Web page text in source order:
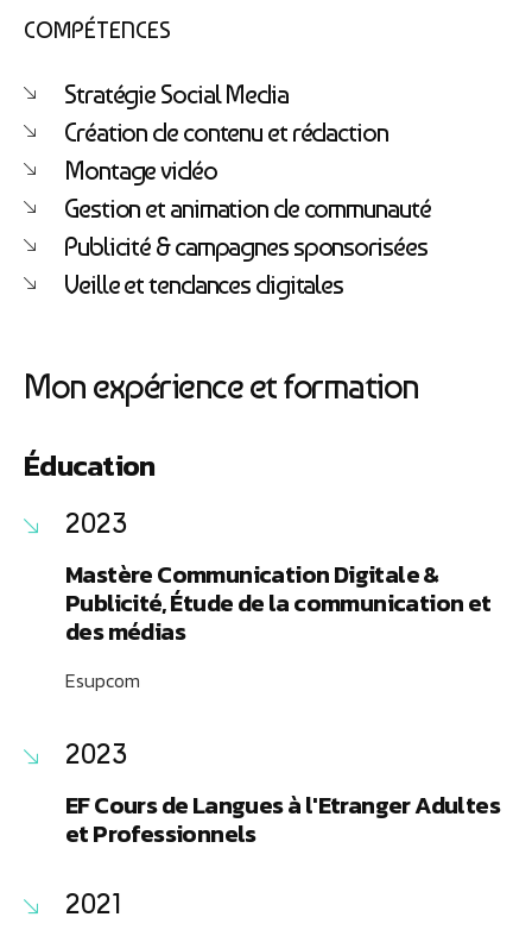
COMPÉTENCES
Stratégie Social Media
Création de contenu et rédaction
Montage vidéo
Gestion et animation de communauté
Publicité & campagnes sponsorisées
Veille et tendances digitales
Mon expérience et formation
Éducation
2023
Mastère Communication Digitale &
Publicité, Étude de la communication et
des médias
Esupcom
2023
EF Cours de Langues à l'Etranger Adultes
et Professionnels
2021